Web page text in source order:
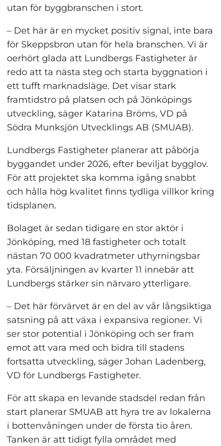
utan för byggbranschen i stort.
– Det här är en mycket positiv signal, inte bara
för Skeppsbron utan för hela branschen. Vi är
oerhört glada att Lundbergs Fastigheter är
redo att ta nästa steg och starta byggnation i
ett tufft marknadsläge. Det visar stark
framtidstro på platsen och på Jönköpings
utveckling, säger Katarina Bröms, VD på
Södra Munksjön Utvecklings AB (SMUAB).
Lundbergs Fastigheter planerar att påbörja
byggandet under 2026, efter beviljat bygglov.
För att projektet ska komma igång snabbt
och hålla hög kvalitet finns tydliga villkor kring
tidsplanen.
Bolaget är sedan tidigare en stor aktör i
Jönköping, med 18 fastigheter och totalt
nästan 70 000 kvadratmeter uthyrningsbar
yta. Försäljningen av kvarter 11 innebär att
Lundbergs stärker sin närvaro ytterligare.
– Det här förvärvet är en del av vår långsiktiga
satsning på att växa i expansiva regioner. Vi
ser stor potential i Jönköping och ser fram
emot att vara med och bidra till stadens
fortsatta utveckling, säger Johan Ladenberg,
VD för Lundbergs Fastigheter.
För att skapa en levande stadsdel redan från
start planerar SMUAB att hyra tre av lokalerna
i bottenvåningen under de första tio åren.
Tanken är att tidigt fylla området med